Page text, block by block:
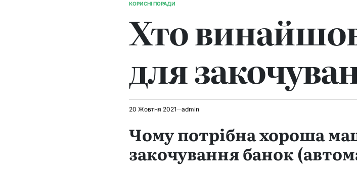
ОПУБЛІКУВАТИ
КОРИСНІ ПОРАДИ
Хто
для
20 Жовтня 2021 admin
Чому потрібна хороша
закочування банок